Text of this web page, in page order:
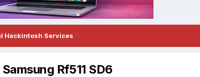
Hackintosh Services
Rf511 SD6